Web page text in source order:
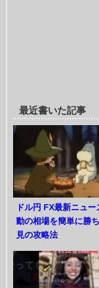
最近書いた記事
ドル円 FX最新ニュー
動の相場を簡単に勝
見の攻略法